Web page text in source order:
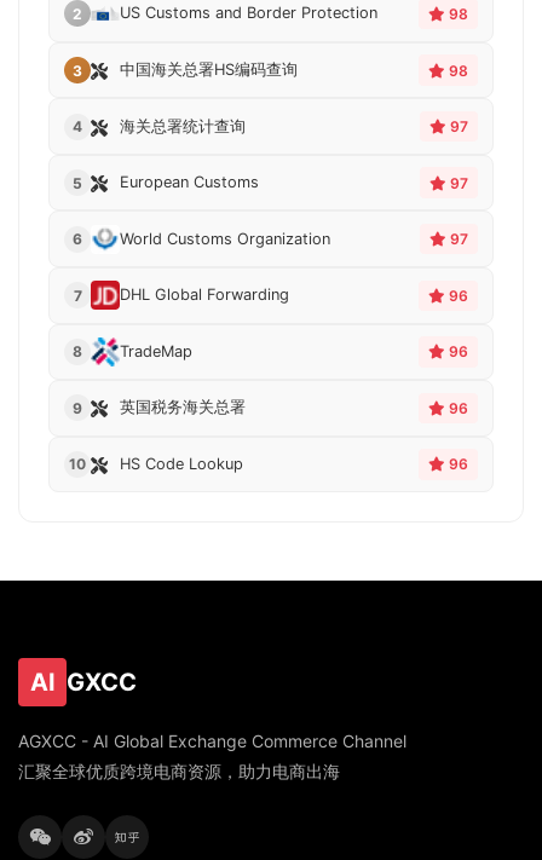
2 US Customs and Border Protection 98
3 中国海关总署HS编码查询 98
4 海关总署统计查询 97
5 European Customs 97
6 World Customs Organization 97
7 DHL Global Forwarding 96
8 TradeMap 96
9 英国税务海关总署 96
10 HS Code Lookup 96
AI GXCC
AGXCC - AI Global Exchange Commerce Channel
汇聚全球优质跨境电商资源，助力电商出海